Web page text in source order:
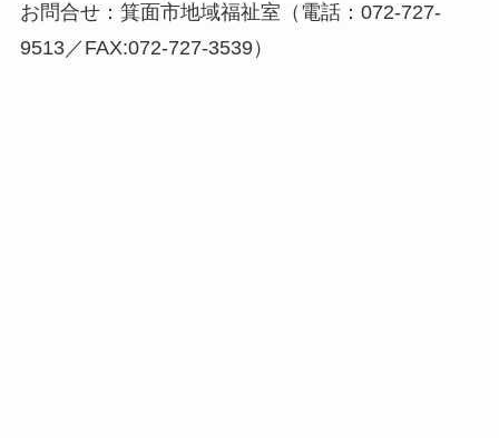
お問合せ：箕面市地域福祉室（電話：072-727-
9513／FAX:072-727-3539）